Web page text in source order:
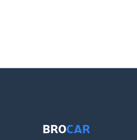
BROCAR